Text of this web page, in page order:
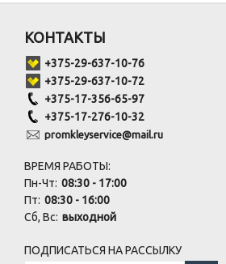
КОНТАКТЫ
+375-29-637-10-76
+375-29-637-10-72
+375-17-356-65-97
+375-17-276-10-32
promkleyservice@mail.ru
ВРЕМЯ РАБОТЫ:
Пн-Чт: 08:30 - 17:00
Пт: 08:30 - 16:00
Сб, Вс: выходной
ПОДПИСАТЬСЯ НА РАССЫЛКУ